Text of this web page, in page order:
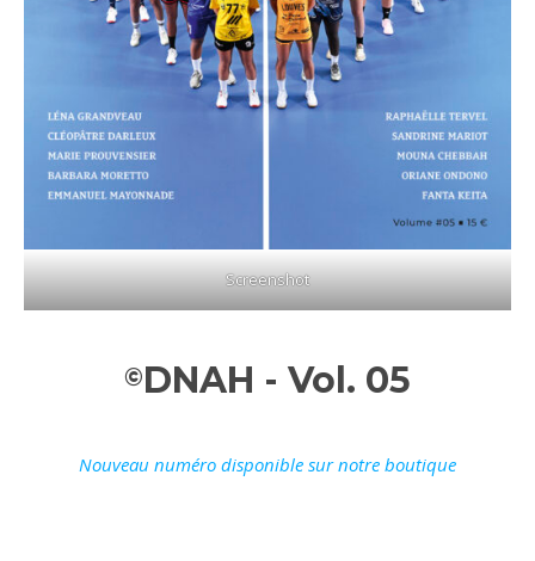
Screenshot
©DNAH - Vol. 05
Nouveau numéro disponible sur notre boutique